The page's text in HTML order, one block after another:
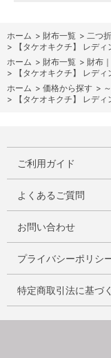
ホーム > 財布一覧 > 二つ
>
【タケオキクチ】 レデ
ホーム > 財布一覧 > 財布
>
【タケオキクチ】 レデ
ホーム > 価格から探す >
>
【タケオキクチ】 レデ
ご利用ガイド
よくあるご質問
お問い合わせ
プライバシーポリシ
特定商取引法に基づ